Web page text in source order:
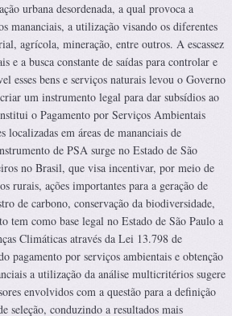
urbana desordenada, a qual provoca a
mananciais, a utilização visando os diferentes
agrícola, mineração, entre outros. A escassez
e a busca constante de saídas para controlar e
esses bens e serviços naturais levou o Governo
um instrumento legal para dar subsídios ao
o Pagamento por Serviços Ambientais
localizadas em áreas de mananciais de
de PSA surge no Estado de São
no Brasil, que visa incentivar, por meio de
rurais, ações importantes para a geração de
de carbono, conservação da biodiversidade,
tem como base legal no Estado de São Paulo a
Climáticas através da Lei 13.798 de
pagamento por serviços ambientais e obtenção
a utilização da análise multicritérios sugere
envolvidos com a questão para a definição
seleção, conduzindo a resultados mais